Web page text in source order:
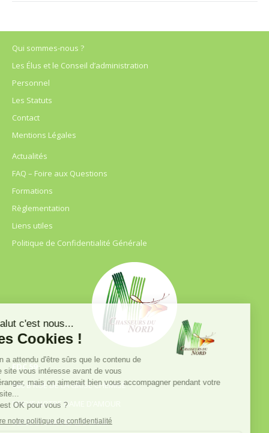
Qui sommes-nous ?
Les Élus et le Conseil d’administration
Personnel
Les Statuts
Contact
Mentions Légales
Actualités
FAQ – Foire aux Questions
Formations
Règlementation
Liens utiles
Politique de Confidentialité Générale
680 B RUE DE LA GRISE CHEMISE
DREVE NOTRE DAME D’AMOUR
59230 ST AMAND LES EAUX